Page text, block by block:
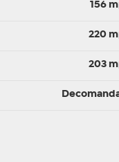
156
220
203